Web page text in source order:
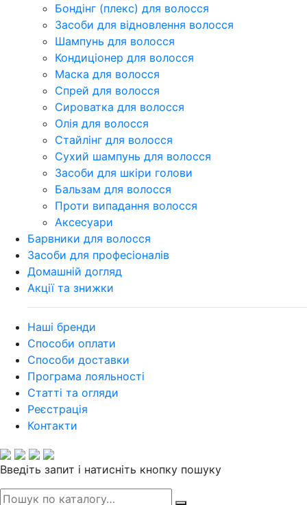
Бондінг (плекс) для волосся
Засоби для відновлення волосся
Шампунь для волосся
Кондиціонер для волосся
Маска для волосся
Спрей для волосся
Сироватка для волосся
Олія для волосся
Стайлінг для волосся
Сухий шампунь для волосся
Засоби для шкіри голови
Бальзам для волосся
Проти випадання волосся
Аксесуари
Барвники для волосся
Засоби для професіоналів
Домашній догляд
Акції та знижки
Наші бренди
Способи оплати
Способи доставки
Програма лояльності
Статті та огляди
Реєстрація
Контакти
Введіть запит і натисніть кнопку пошуку